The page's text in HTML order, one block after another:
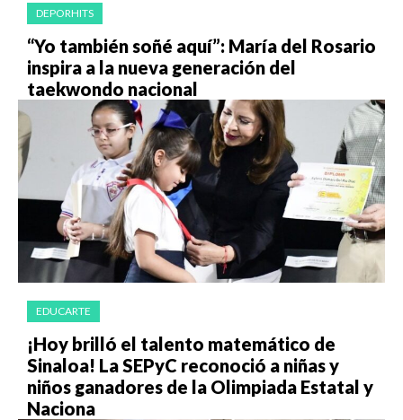
DEPORHITS
“Yo también soñé aquí”: María del Rosario
inspira a la nueva generación del
taekwondo nacional
EDUCARTE
¡Hoy brilló el talento matemático de
Sinaloa! La SEPyC reconoció a niñas y
niños ganadores de la Olimpiada Estatal y
Naciona